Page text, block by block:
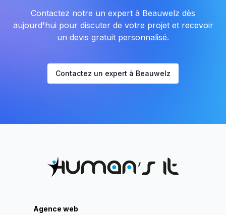
Contactez notre un expert à Beauwelz dès
aujourd'hui pour discuter de votre projet et recevoir
un devis gratuit personnalisé.
Contactez un expert à Beauwelz
Agence web